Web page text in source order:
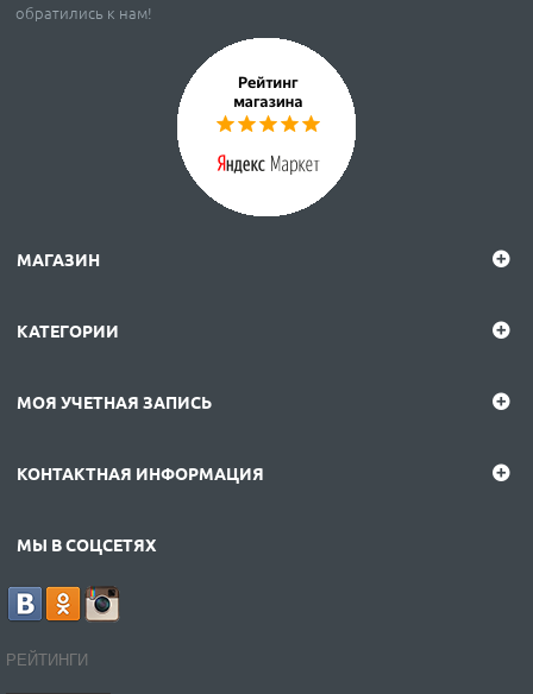
обратились к нам!
МАГАЗИН
КАТЕГОРИИ
МОЯ УЧЕТНАЯ ЗАПИСЬ
КОНТАКТНАЯ ИНФОРМАЦИЯ
МЫ В СОЦСЕТЯХ
РЕЙТИНГИ